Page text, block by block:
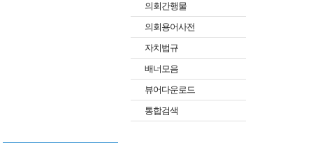
의회간행물
의회용어사전
자치법규
배너모음
뷰어다운로드
통합검색